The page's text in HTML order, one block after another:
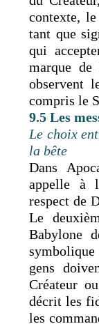
contexte,
tant que
qui
marque
observent
compris le
9.5 Les
Le choix
la bête
Dans
appelle à
respect de
Le
Babylone
gens
Créateur
décrit les
les